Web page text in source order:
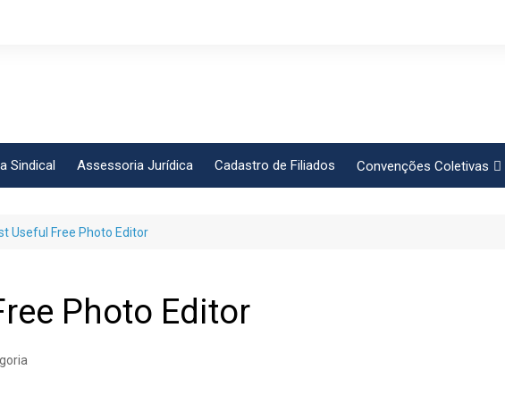
Sindical Assessoria Jurídica Cadastro de Filiados Convenções Coletivas
Useful Free Photo Editor
Photo Editor